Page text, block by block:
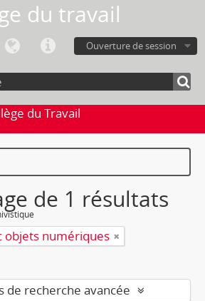
du travail
Ouverture de session
du Travail
de 1 résultats
objets numériques
de recherche avancée